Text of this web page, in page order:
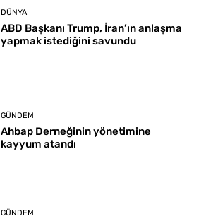
DÜNYA
ABD Başkanı Trump, İran’ın anlaşma
yapmak istediğini savundu
GÜNDEM
Ahbap Derneğinin yönetimine
kayyum atandı
GÜNDEM